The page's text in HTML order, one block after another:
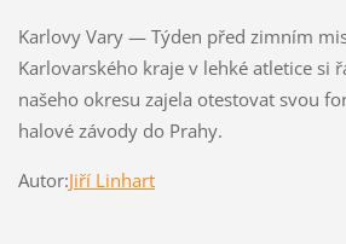
Karlovy Vary — Týden před zimním
Karlovarského kraje v lehké atletice si
našeho okresu zajela otestovat svou
halové závody do Prahy.
Autor:Jiří Linhart